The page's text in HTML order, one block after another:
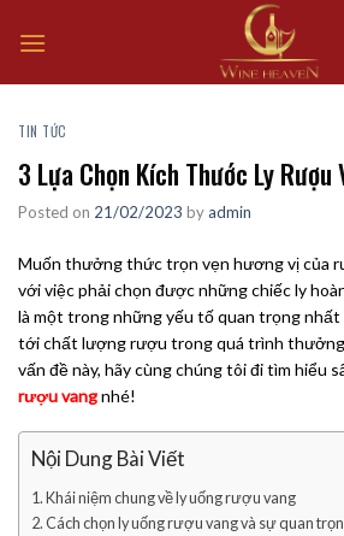
TIN TỨC
3 Lựa Chọn Kích Thước Ly Rượu
Posted on 21/02/2023 byadmin
Muốn thưởng thức trọn vẹn hương vị của
với việc phải chọn được những chiếc ly
là một trong những yếu tố quan trọng
tới chất lượng rượu trong quá trình thưởng
vấn đề này, hãy cùng chúng tôi đi tìm hiểu
rượu vangnhé!
Nội Dung Bài Viết
1. Khái niệm chung về ly uống rượu vang
2. Cách chọn ly uống rượu vang và sự quan